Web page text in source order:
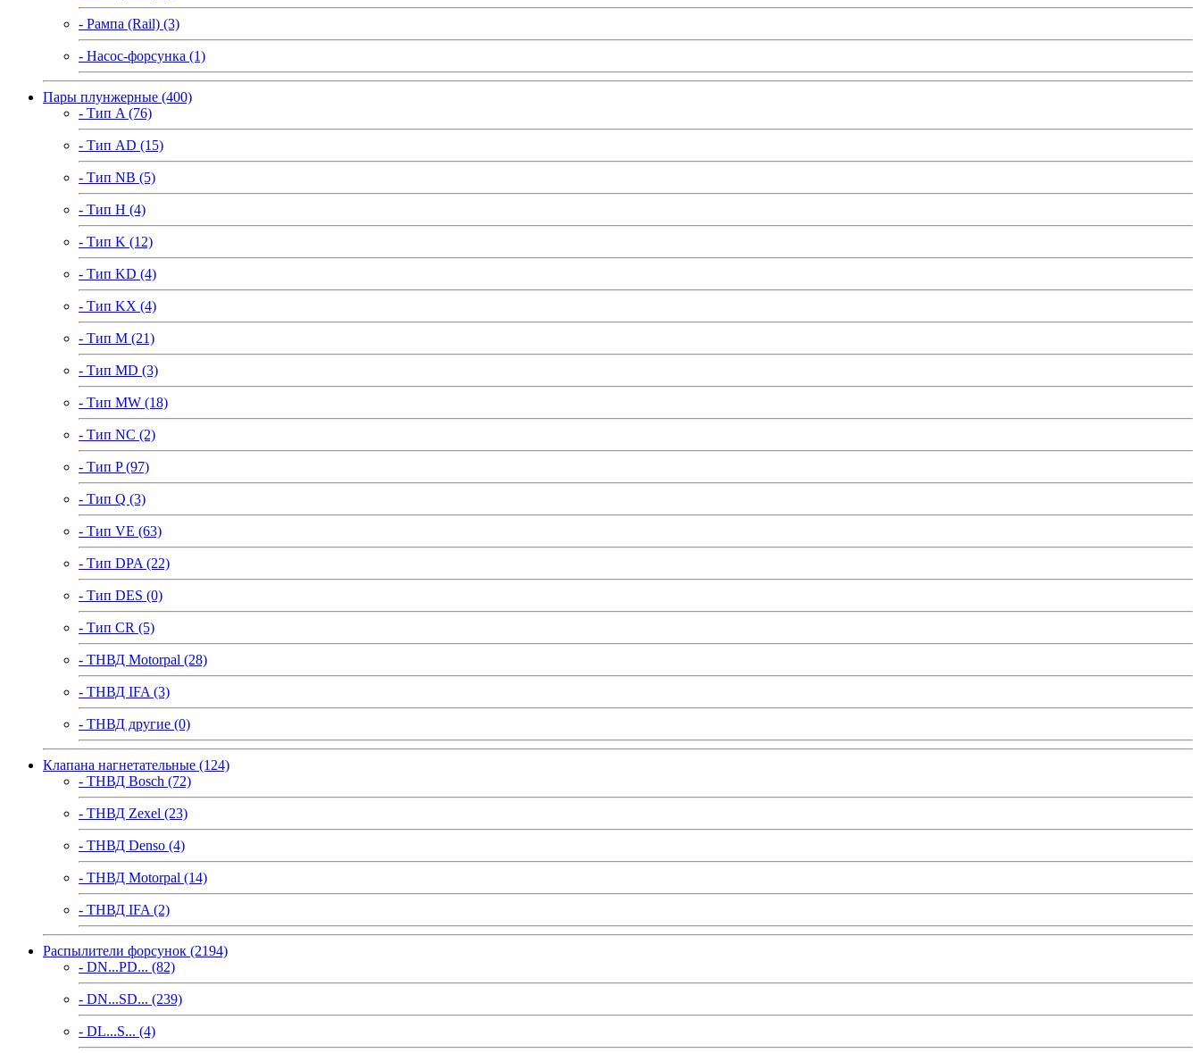
- Рампа (Rail) (3)
- Насос-форсунка (1)
Пары плунжерные (400)
- Тип A (76)
- Тип AD (15)
- Тип NB (5)
- Тип H (4)
- Тип K (12)
- Тип KD (4)
- Тип KX (4)
- Тип M (21)
- Тип MD (3)
- Тип MW (18)
- Тип NC (2)
- Тип P (97)
- Тип Q (3)
- Тип VE (63)
- Тип DPA (22)
- Тип DES (0)
- Тип CR (5)
- ТНВД Motorpal (28)
- ТНВД IFA (3)
- ТНВД другие (0)
Клапана нагнетательные (124)
- ТНВД Bosch (72)
- ТНВД Zexel (23)
- ТНВД Denso (4)
- ТНВД Motorpal (14)
- ТНВД IFA (2)
Распылители форсунок (2194)
- DN...PD... (82)
- DN...SD... (239)
- DL...S... (4)